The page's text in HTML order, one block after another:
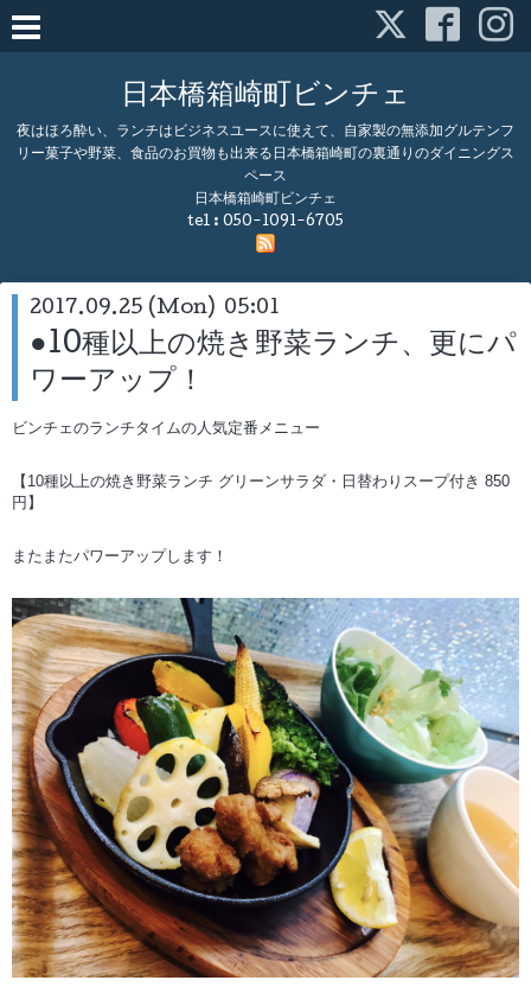
日本橋箱崎町ビンチェ
夜はほろ酔い、ランチはビジネスユースに使えて、自家製の無添加グルテンフ
リー菓子や野菜、食品のお買物も出来る日本橋箱崎町の裏通りのダイニングス
ペース
日本橋箱崎町ビンチェ
tel : 050-1091-6705
2017.09.25 (Mon) 05:01
●10種以上の焼き野菜ランチ、更にパ
ワーアップ！
ビンチェのランチタイムの人気定番メニュー
【10種以上の焼き野菜ランチ グリーンサラダ・日替わりスープ付き 850
円】
またまたパワーアップします！